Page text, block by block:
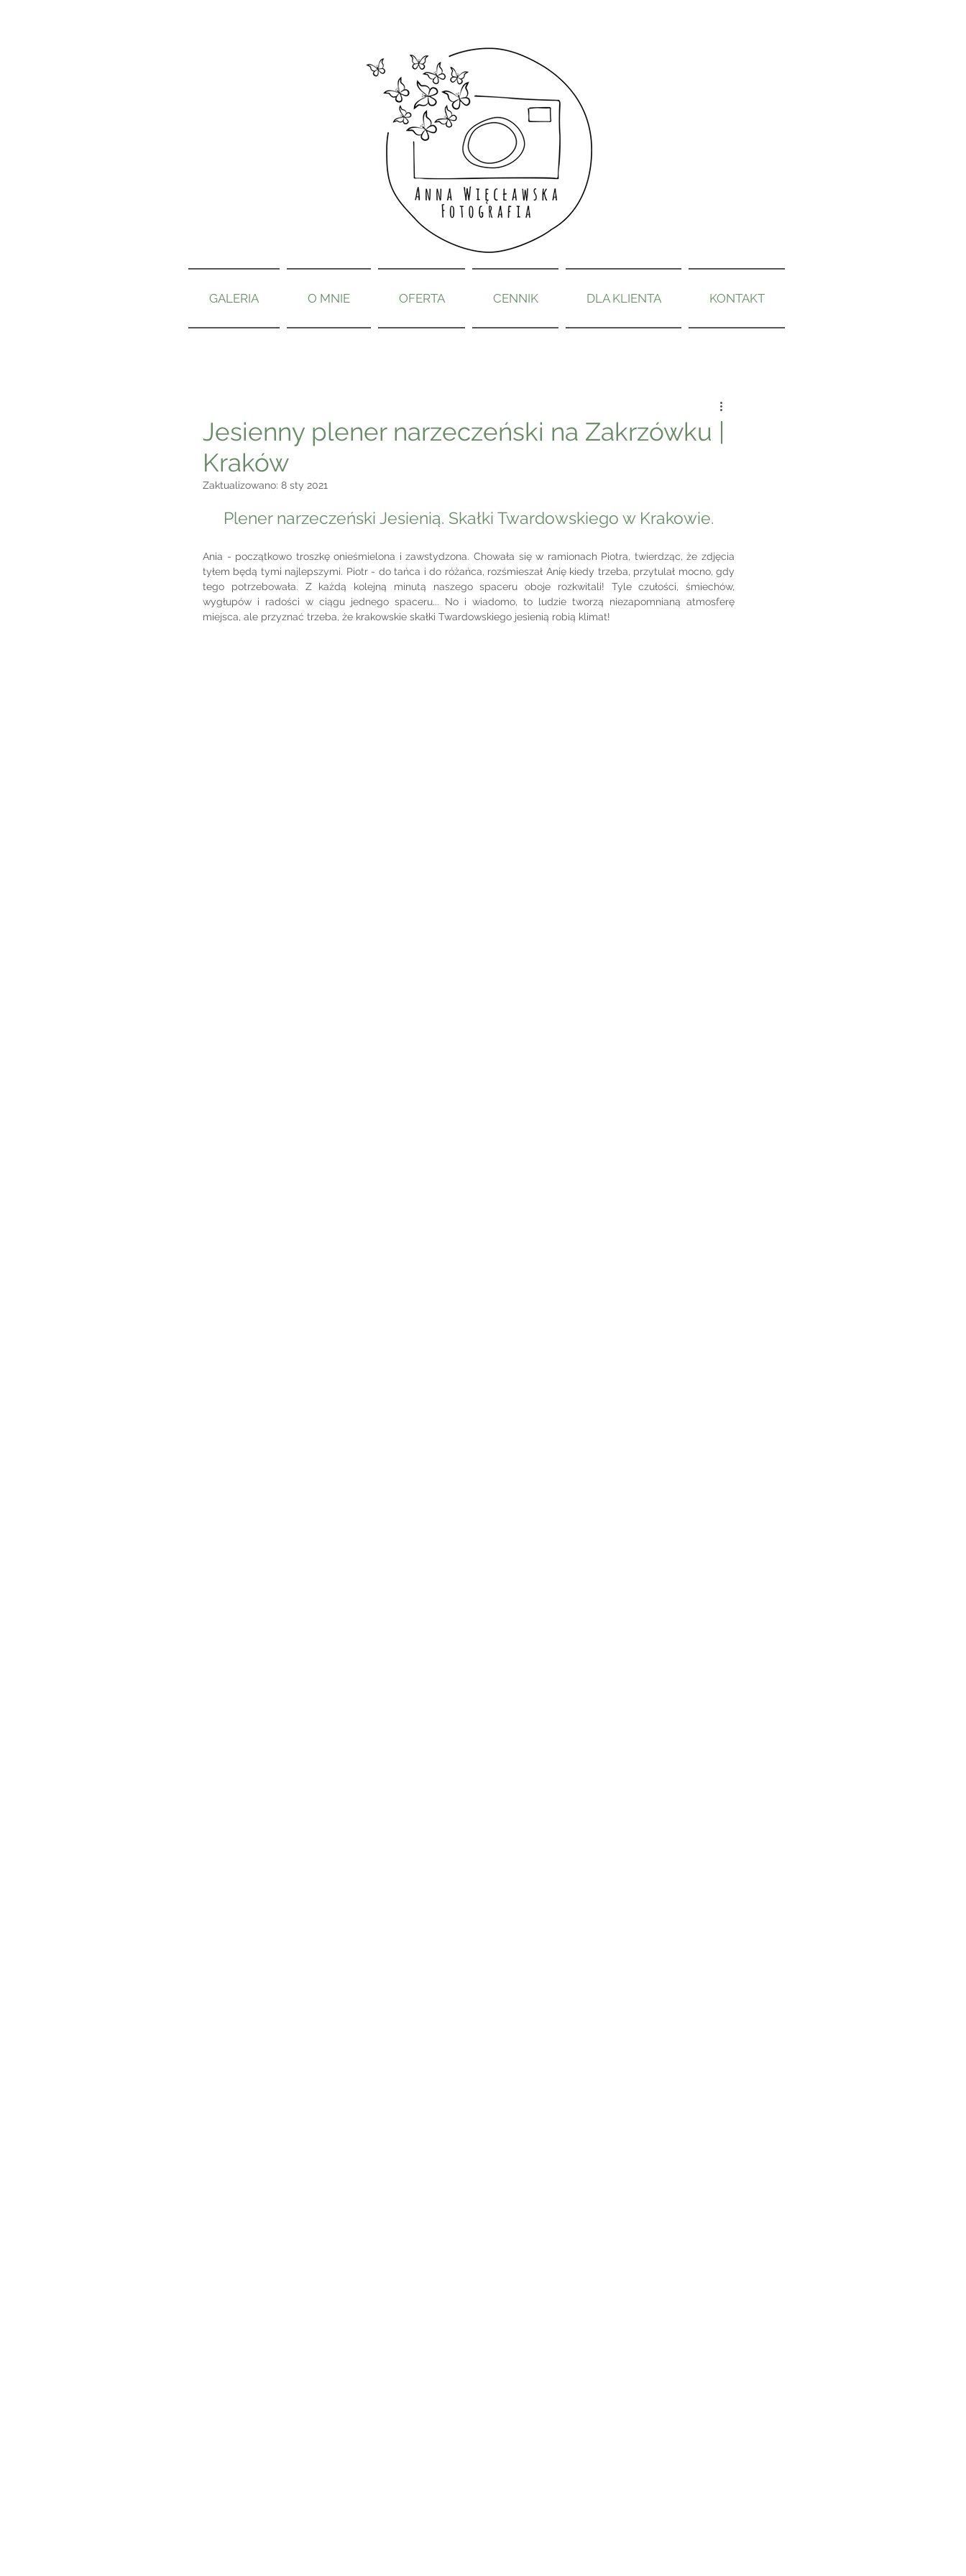
GALERIA O MNIE OFERTA CENNIK DLA KLIENTA KONTAKT
Jesienny plener narzeczeński na Zakrzówku |
Kraków
Zaktualizowano: 8 sty 2021
Plener narzeczeński Jesienią. Skałki Twardowskiego w Krakowie.
Ania - początkowo troszkę onieśmielona i zawstydzona. Chowała się w ramionach Piotra, twierdząc, że zdjęcia
tyłem będą tymi najlepszymi. Piotr - do tańca i do różańca, rozśmieszał Anię kiedy trzeba, przytulał mocno, gdy
tego potrzebowała. Z każdą kolejną minutą naszego spaceru oboje rozkwitali! Tyle czułości, śmiechów,
wygłupów i radości w ciągu jednego spaceru... No i wiadomo, to ludzie tworzą niezapomnianą atmosferę
miejsca, ale przyznać trzeba, że krakowskie skałki Twardowskiego jesienią robią klimat!